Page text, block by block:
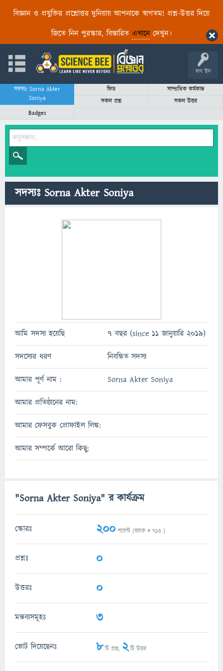
বিজ্ঞান ও প্রযুক্তির প্রশ্নোত্তর দুনিয়ায় আপনাকে স্বাগতম! প্রশ্ন-উত্তর দিয়ে
জিতে নিন পুরস্কার, বিস্তারিত এখানেদেখুন।
লগ ইন
সদস্যঃ Sorna Akter
Soniya
ফিড
সাম্প্রতিক কর্মকান্ড
সকল প্রশ্ন
সকল উত্তর
Badges
সদস্যঃ Sorna Akter Soniya
আমি সদস্য হয়েছি 7 বছর (since 11 জানুয়ারি 2019)
সদস্যের ধরণ নিবন্ধিত সদস্য
আমার পূর্ণ নাম : Sorna Akter Soniya
আমার প্রতিষ্ঠানের নাম:
আমার ফেসবুক প্রোফাইল লিঙ্ক:
আমার সম্পর্কে আরো কিছু:
"Sorna Akter Soniya" র কার্যক্রম
স্কোরঃ 200 পয়েন্ট (র‌্যাংক # 713 )
প্রশ্নঃ 0
উত্তরঃ 0
মন্তব্যসমূহঃ 3
ভোট দিয়েছেনঃ 8টি প্রশ্ন, 2টি উত্তর